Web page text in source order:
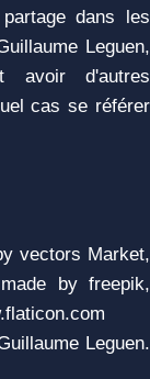
dans les
Leguen,
avoir d'autres
cas se référer
vectors Market,
by freepik,
Leguen.